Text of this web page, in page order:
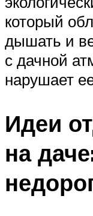
который
дышать и
с дачной
нарушает
Идеи
на